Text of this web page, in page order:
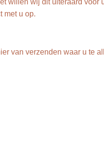
met u op.
van verzenden waar u te